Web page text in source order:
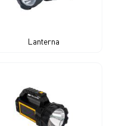
Lanterna